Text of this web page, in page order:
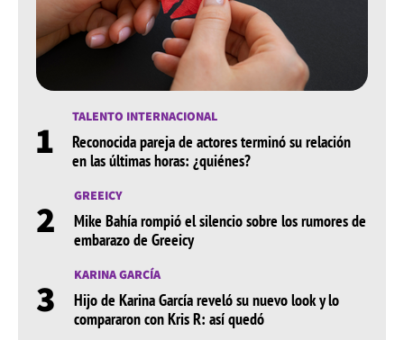
Nickelodeon, filmada en Miami. Allí protagonizó a Eva,
una amante de la ciencia y las matemáticas, que junto
con su hermano Rubén (Sebastián Silva) quedaron
atrapados en 1957.
El 26 de agosto de 2020, Evaluna se estrena como
directora del video musical de 'Titanic', canción de
Kany García en colaboración con Camilo, perteneciente
Evaluna y Camilo Echeverry
En abril del 2015, la actriz confirmó su relación con el
cantante colombiano Camilo Echeverry, la pareja se
comprometió en agosto de 2018. Al mismo tiempo,
participó como actriz para el rodaje del videoclip de las
1 TALENTO INTERNACIONAL
Reconocida pareja de actores terminó su relación
en las últimas horas: ¿quiénes?
2 GREEICY
Mike Bahía rompió el silencio sobre los rumores de
embarazo de Greeicy
3 KARINA GARCÍA
Hijo de Karina García reveló su nuevo look y lo
compararon con Kris R: así quedó